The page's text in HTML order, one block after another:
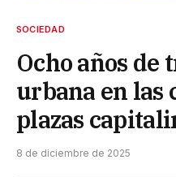
SOCIEDAD
Ocho años
urbana en las
plazas
8 de diciembre de 2025